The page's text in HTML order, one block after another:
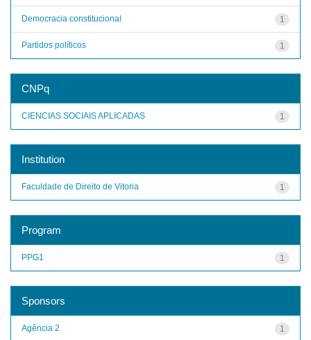
1
Democracia constitucional
1
Partidos políticos
CNPq
1
CIENCIAS SOCIAIS APLICADAS
Institution
1
Faculdade de Direito de Vitoria
Program
1
PPG1
Sponsors
1
Agência 2